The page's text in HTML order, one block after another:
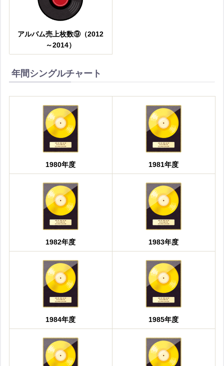
アルバム売上枚数⑨（2012
～2014）
年間シングルチャート
1980年度 1981年度
1982年度 1983年度
1984年度 1985年度